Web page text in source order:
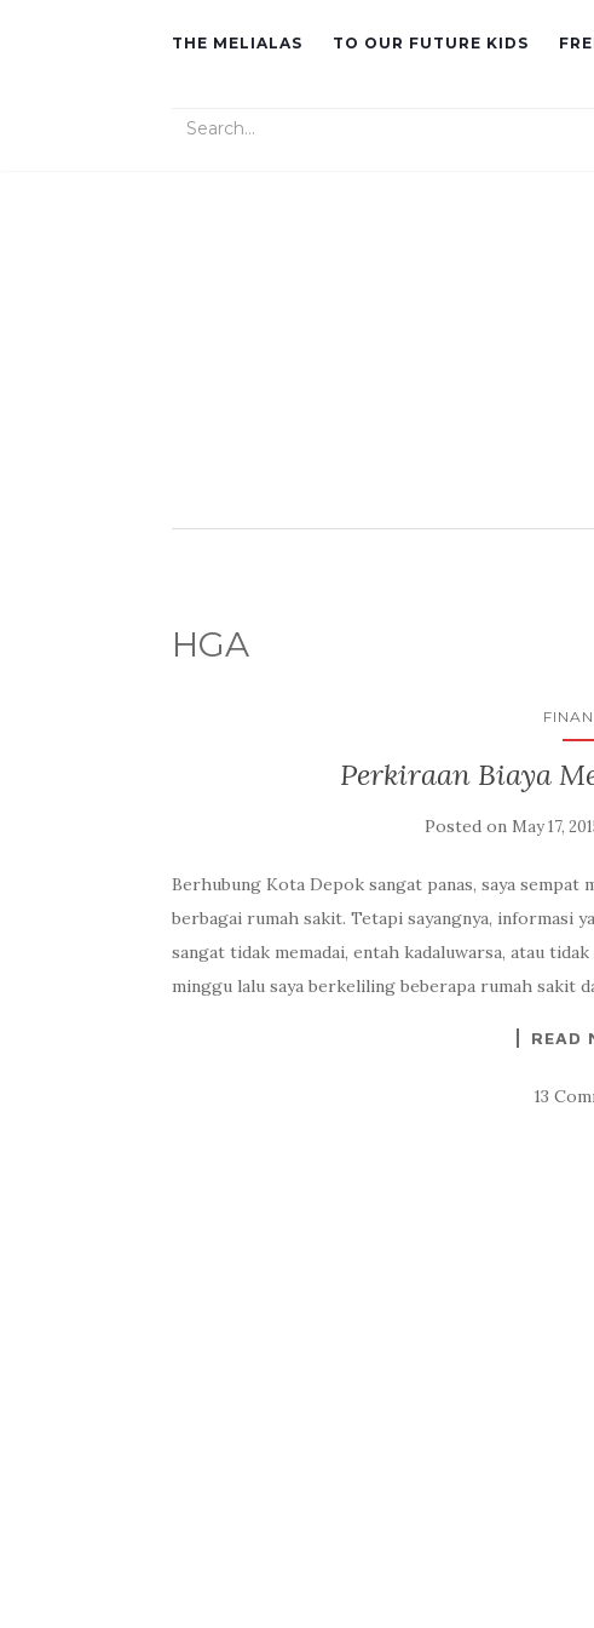
THE MELIALAS TO OUR FUTURE KIDS
Search for:
HGA
Perkiraan Biaya
Posted on May 17,
Berhubung Kota Depok sangat panas, saya sempat
berbagai rumah sakit. Tetapi sayangnya, informasi
sangat tidak memadai, entah kadaluwarsa, atau
minggu lalu saya berkeliling beberapa rumah sakit
READ
13